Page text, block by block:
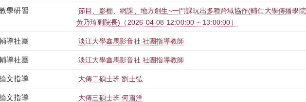
學研習
節目、影棚、網課、地方創生~一門課玩出多種跨域協作(輔仁大學傳播學院
黃乃琦副院長)（2026-04-08 12:00:00 ~ 13:00:00）
導社團 淡江大學鑫馬影音社 社團指導教師
導社團 淡江大學鑫馬影音社 社團指導教師
文指導 大傳二碩士班 劉士弘
文指導 大傳三碩士班 何蕭洋